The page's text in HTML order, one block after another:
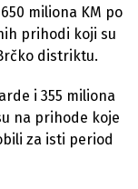
miliona KM po
prihodi koji su
distriktu.
i 355 miliona
na prihode koje
za isti period